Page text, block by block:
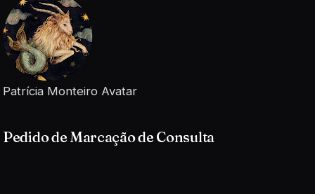
Patrícia Monteiro Avatar
Pedido de Marcação de Consulta